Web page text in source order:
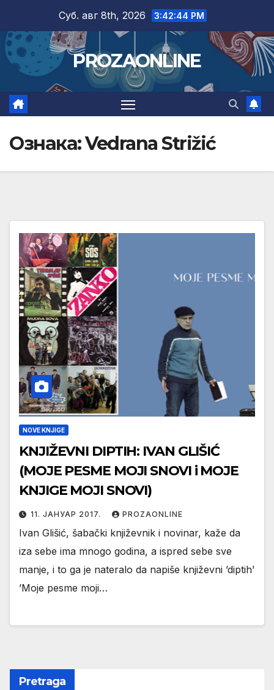
content
Суб. авг 8th, 2026 3:42:44 PM
PROZAONLINE
Ознака:Vedrana Strižić
NOVE KNJIGE
KNJIŽEVNI DIPTIH: IVAN GLIŠIĆ
(MOJE PESME MOJI SNOVI i MOJE
KNJIGE MOJI SNOVI)
11. ЈАНУАР 2017. PROZAONLINE
Ivan Glišić, šabački književnik i novinar, kaže da
iza sebe ima mnogo godina, a ispred sebe sve
manje, i to ga je nateralo da napiše književni ’diptih’
’Moje pesme moji…
Pretraga